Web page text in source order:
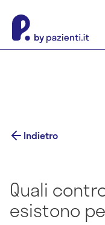
Indietro
Quali
esistono